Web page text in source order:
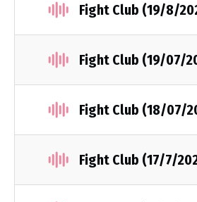
Fight Club (19/8/
Fight Club (19/07/
Fight Club (18/07/
Fight Club (17/7/